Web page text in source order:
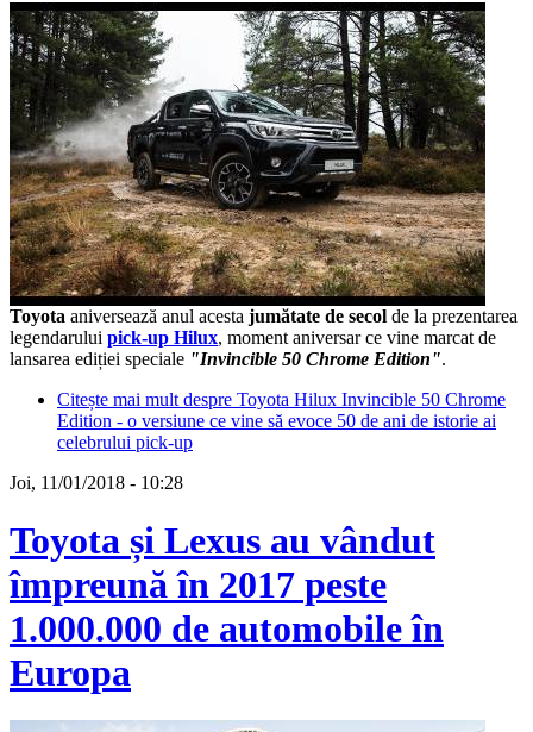
Toyota aniversează anul acesta jumătate de secol de la prezentarea
legendarului pick-up Hilux, moment aniversar ce vine marcat de
lansarea ediției speciale "Invincible 50 Chrome Edition".
Citește mai mult despre Toyota Hilux Invincible 50 Chrome
Edition - o versiune ce vine să evoce 50 de ani de istorie ai
celebrului pick-up
Joi, 11/01/2018 - 10:28
Toyota și Lexus au vândut
împreună în 2017 peste
1.000.000 de automobile în
Europa